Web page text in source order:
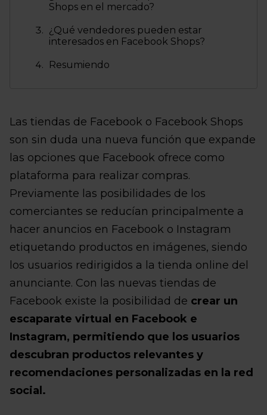
Shops en el mercado?
¿Qué vendedores pueden estar
interesados en Facebook Shops?
Resumiendo
Las tiendas de Facebook o Facebook Shops
son sin duda una nueva función que expande
las opciones que Facebook ofrece como
plataforma para realizar compras.
Previamente las posibilidades de los
comerciantes se reducían principalmente a
hacer anuncios en Facebook o Instagram
etiquetando productos en imágenes, siendo
los usuarios redirigidos a la tienda online del
anunciante. Con las nuevas tiendas de
Facebook existe la posibilidad de crear un
escaparate virtual en Facebook e
Instagram, permitiendo que los usuarios
descubran productos relevantes y
recomendaciones personalizadas en la red
social.